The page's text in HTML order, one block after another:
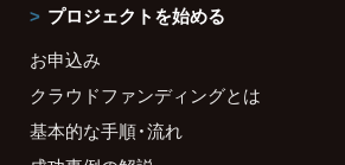
プロジェクトを始める
お申込み
クラウドファンディングとは
基本的な手順・流れ